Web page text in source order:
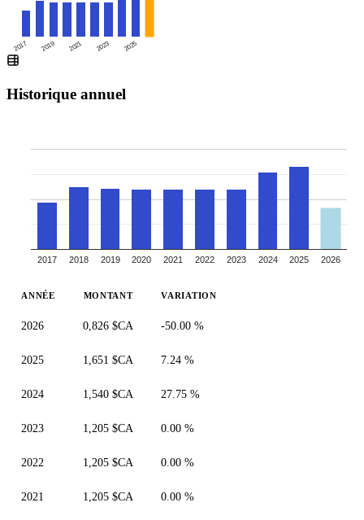
2017 2019 2021 2023 2025
Historique annuel
2017 2018 2019 2020 2021 2022 2023 2024 2025 2026
ANNÉE MONTANT VARIATION
2026 0,826 $CA -50.00 %
2025 1,651 $CA 7.24 %
2024 1,540 $CA 27.75 %
2023 1,205 $CA 0.00 %
2022 1,205 $CA 0.00 %
2021 1,205 $CA 0.00 %